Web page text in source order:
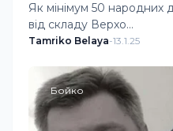
Як мінімум 50 народних
від складу Верхо…
Tamriko Belaya-13.1.25
Бойко